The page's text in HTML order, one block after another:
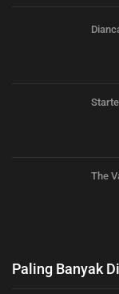
The
Paling Banyak